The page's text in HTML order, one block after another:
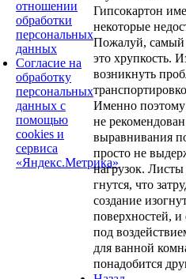
отношении
обработки
персональных
данных
Согласие на
обработку
персональных
данных с
помощью
cookies и
сервиса
«Яндекс.Метрика»
Гипсокартон
некоторые
Пожалуй,
это хрупкость.
возникнуть
Именно поэтому
не
выравнивания
просто не
нагрузок.
гнутся, что
создание
поверхностей, и
под
для ванной
понадобится